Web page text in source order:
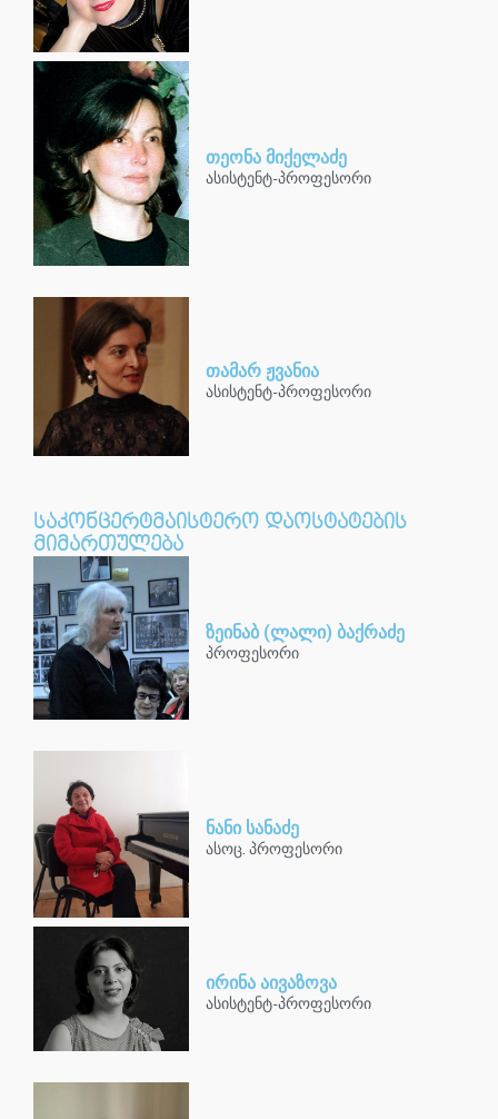
თეონა მიქელაძე
ასისტენტ-პროფესორი
თამარ ჟვანია
ასისტენტ-პროფესორი
საკონცერტმაისტერო დაოსტატების
მიმართულება
ზეინაბ (ლალი) ბაქრაძე
პროფესორი
ნანი სანაძე
ასოც. პროფესორი
ირინა აივაზოვა
ასისტენტ-პროფესორი